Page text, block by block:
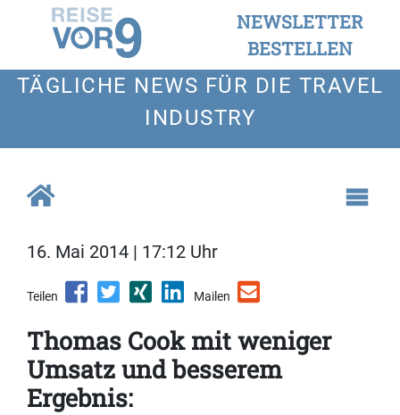
NEWSLETTER
BESTELLEN
TÄGLICHE NEWS FÜR DIE TRAVEL
INDUSTRY
16. Mai 2014 | 17:12 Uhr
Teilen Mailen
Thomas Cook mit weniger
Umsatz und besserem
Ergebnis: